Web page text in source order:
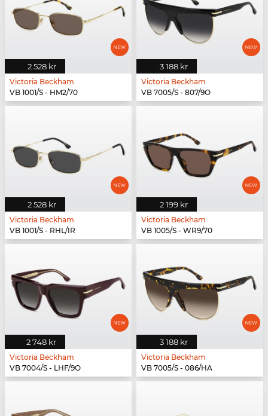
2 528 kr
Victoria Beckham
VB 1001/S - HM2/70
3 188 kr
Victoria Beckham
VB 7005/S - 807/9O
2 528 kr
Victoria Beckham
VB 1001/S - RHL/IR
2 199 kr
Victoria Beckham
VB 1005/S - WR9/70
2 748 kr
Victoria Beckham
VB 7004/S - LHF/9O
3 188 kr
Victoria Beckham
VB 7005/S - 086/HA